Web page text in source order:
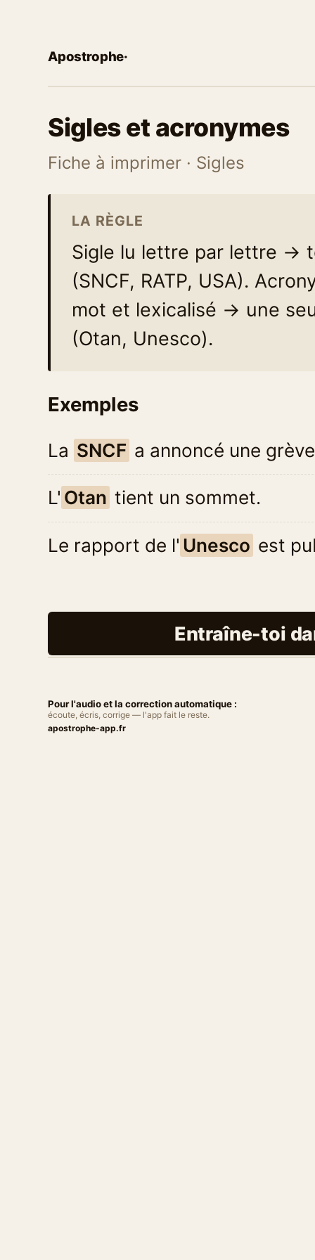
Apostrophe·
Sigles et acronymes
Fiche à imprimer · Sigles
LA RÈGLE
Sigle lu lettre par lettre →
(SNCF, RATP, USA).
mot et lexicalisé → une
(Otan, Unesco).
Exemples
La SNCF a annoncé une
L' Otan tient un sommet.
Le rapport de l' Unesco est
Entraîne-toi
Pour l'audio et la correction automatique :
écoute, écris, corrige — l'app fait le reste.
apostrophe-app.fr